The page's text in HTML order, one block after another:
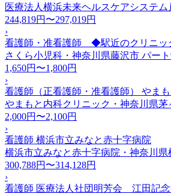
医療法人横浜未来ヘルスケアシステ
244,819円〜297,019円
›
看護師・准看護師 ◆駅近のクリニッ
さくら小児科・神奈川県藤沢市 パー
1,650円〜1,800円
›
看護師（正看護師・准看護師） やま
やまもと内科クリニック・神奈川県茅
2,000円〜2,100円
›
看護師 横浜市立みなと赤十字病院
横浜市立みなと赤十字病院・神奈川県
300,788円〜314,128円
›
看護師 医療法人社団明芳会 江田記